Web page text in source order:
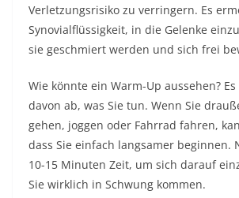
Verletzungsrisiko zu verringern. Es
Synovialflüssigkeit, in die Gelenke
sie geschmiert werden und sich frei
Wie könnte ein Warm-Up aussehen?
davon ab, was Sie tun. Wenn Sie
gehen, joggen oder Fahrrad fahren,
dass Sie einfach langsamer beginnen.
10-15 Minuten Zeit, um sich darauf
Sie wirklich in Schwung kommen.